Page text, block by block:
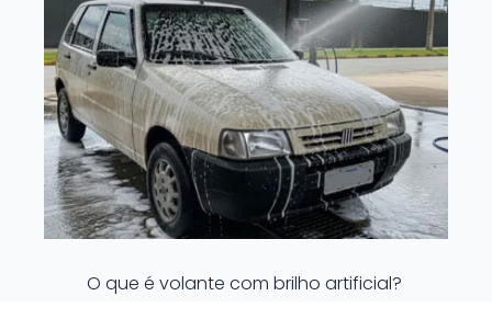
O que é volante com brilho artificial?